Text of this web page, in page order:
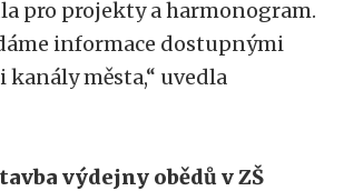
pro projekty a harmonogram.
informace dostupnými
města,“ uvedla
výdejny obědů v ZŠ